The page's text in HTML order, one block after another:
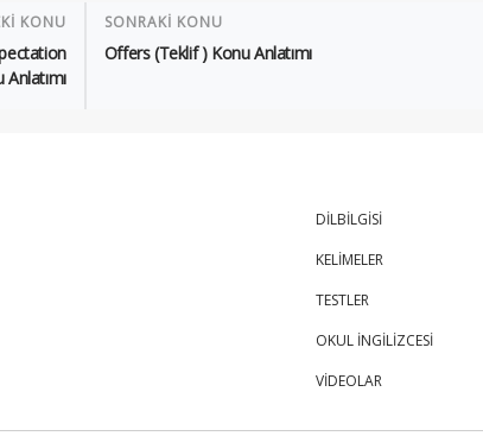
KONU SONRAKİ KONU
Offers (Teklif ) Konu Anlatımı
DİLBİLGİSİ
KELİMELER
TESTLER
OKUL İNGİLİZCESİ
VİDEOLAR